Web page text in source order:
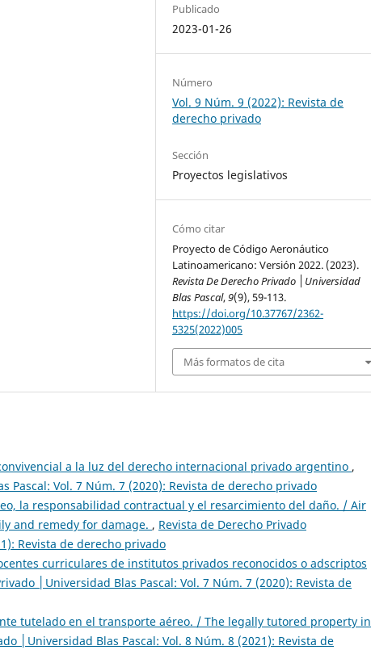
Publicado
2023-01-26
Número
Vol. 9 Núm. 9 (2022): Revista de
derecho privado
Sección
Proyectos legislativos
Cómo citar
Proyecto de Código Aeronáutico
Latinoamericano: Versión 2022. (2023).
Revista De Derecho Privado │Universidad
Blas Pascal, 9(9), 59-113.
https://doi.org/10.37767/2362-
5325(2022)005
Más formatos de cita
a la luz del derecho internacional privado argentino ,
Pascal: Vol. 7 Núm. 7 (2020): Revista de derecho privado
la responsabilidad contractual y el resarcimiento del daño. / Air
and remedy for damage. , Revista de Derecho Privado
Revista de derecho privado
curriculares de institutos privados reconocidos o adscriptos
│Universidad Blas Pascal: Vol. 7 Núm. 7 (2020): Revista de
tutelado en el transporte aéreo. / The legally tutored property in
│Universidad Blas Pascal: Vol. 8 Núm. 8 (2021): Revista de